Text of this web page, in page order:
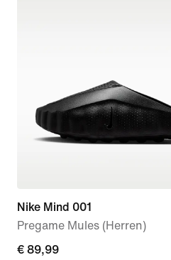
Nike Mind 001
Pregame Mules (Herren)
€ 89,99
€ 89,99